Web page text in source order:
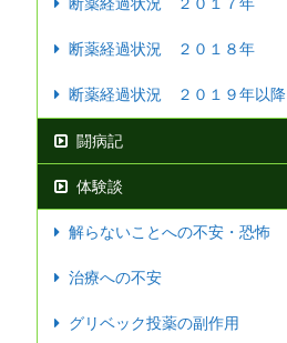
断薬経過状況 ２０１８年
断薬経過状況 ２０１９年以降
闘病記
体験談
解らないことへの不安・恐怖
治療への不安
グリベック投薬の副作用